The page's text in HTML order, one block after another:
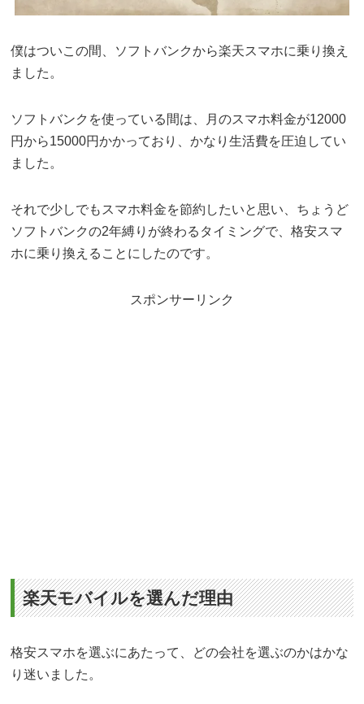
僕はついこの間、ソフトバンクから楽天スマホに乗り換え
ました。
ソフトバンクを使っている間は、月のスマホ料金が12000
円から15000円かかっており、かなり生活費を圧迫してい
ました。
それで少しでもスマホ料金を節約したいと思い、ちょうど
ソフトバンクの2年縛りが終わるタイミングで、格安スマ
ホに乗り換えることにしたのです。
スポンサーリンク
楽天モバイルを選んだ理由
格安スマホを選ぶにあたって、どの会社を選ぶのかはかな
り迷いました。